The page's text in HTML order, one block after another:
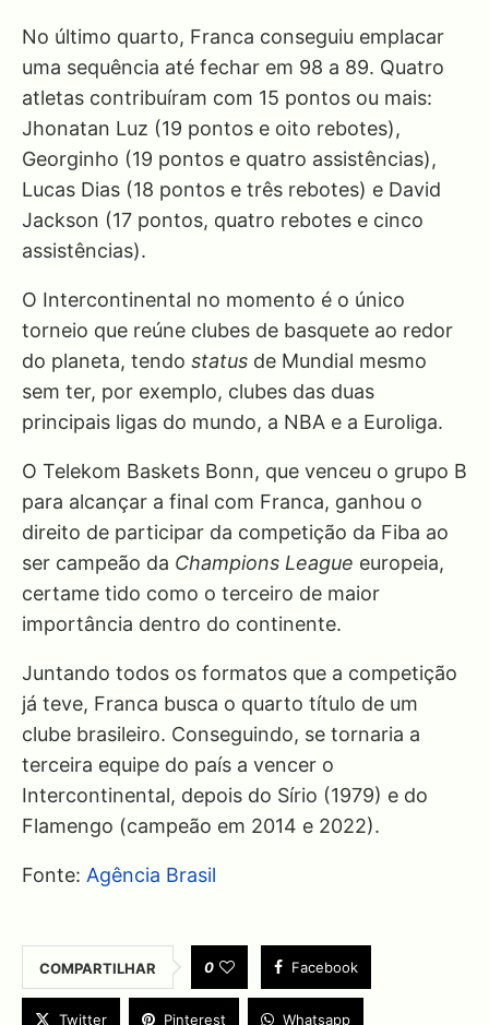
No último quarto, Franca conseguiu emplacar
uma sequência até fechar em 98 a 89. Quatro
atletas contribuíram com 15 pontos ou mais:
Jhonatan Luz (19 pontos e oito rebotes),
Georginho (19 pontos e quatro assistências),
Lucas Dias (18 pontos e três rebotes) e David
Jackson (17 pontos, quatro rebotes e cinco
assistências).
O Intercontinental no momento é o único
torneio que reúne clubes de basquete ao redor
do planeta, tendo status de Mundial mesmo
sem ter, por exemplo, clubes das duas
principais ligas do mundo, a NBA e a Euroliga.
O Telekom Baskets Bonn, que venceu o grupo B
para alcançar a final com Franca, ganhou o
direito de participar da competição da Fiba ao
ser campeão da Champions League europeia,
certame tido como o terceiro de maior
importância dentro do continente.
Juntando todos os formatos que a competição
já teve, Franca busca o quarto título de um
clube brasileiro. Conseguindo, se tornaria a
terceira equipe do país a vencer o
Intercontinental, depois do Sírio (1979) e do
Flamengo (campeão em 2014 e 2022).
Fonte: Agência Brasil
COMPARTILHAR 0 Facebook
Twitter Pinterest Whatsapp